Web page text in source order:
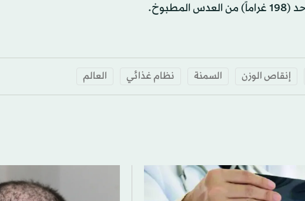
إنقاص الوزن السمنة نظام غذائي العالم